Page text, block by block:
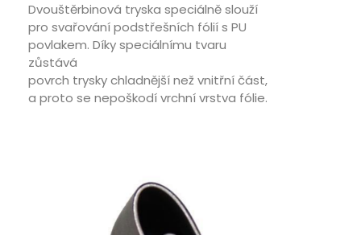
Dvouštěrbinová tryska speciálně slouží
pro svařování podstřešních fólií s PU
povlakem. Díky speciálnímu tvaru
zůstává
povrch trysky chladnější než vnitřní část,
a proto se nepoškodí vrchní vrstva fólie.